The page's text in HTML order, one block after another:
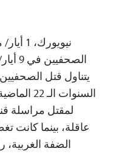
يتناول قتل
السنوات
لمقتل مراسلة
عاقلة، بينما كانت
الضفة